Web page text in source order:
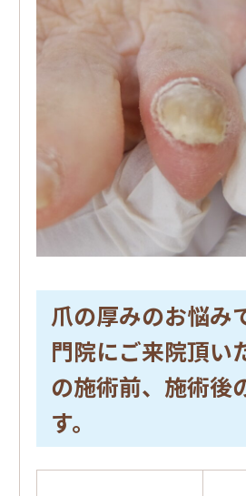
爪の厚みのお悩み
門院にご来院頂い
の施術前、施術後
す。